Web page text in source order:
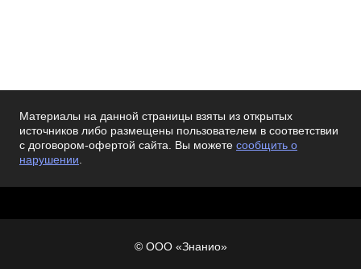
Материалы на данной страницы взяты из открытых
источников либо размещены пользователем в соответствии
с договором-офертой сайта. Вы можете сообщить о
нарушении.
© ООО «Знанио»